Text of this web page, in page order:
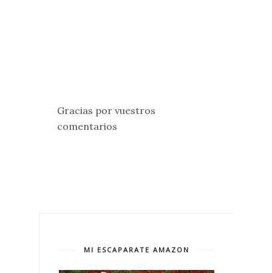
Gracias por vuestros
comentarios
MI ESCAPARATE AMAZON